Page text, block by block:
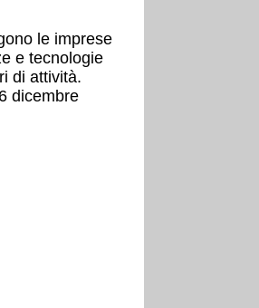
le imprese
e tecnologie
di attività.
dicembre